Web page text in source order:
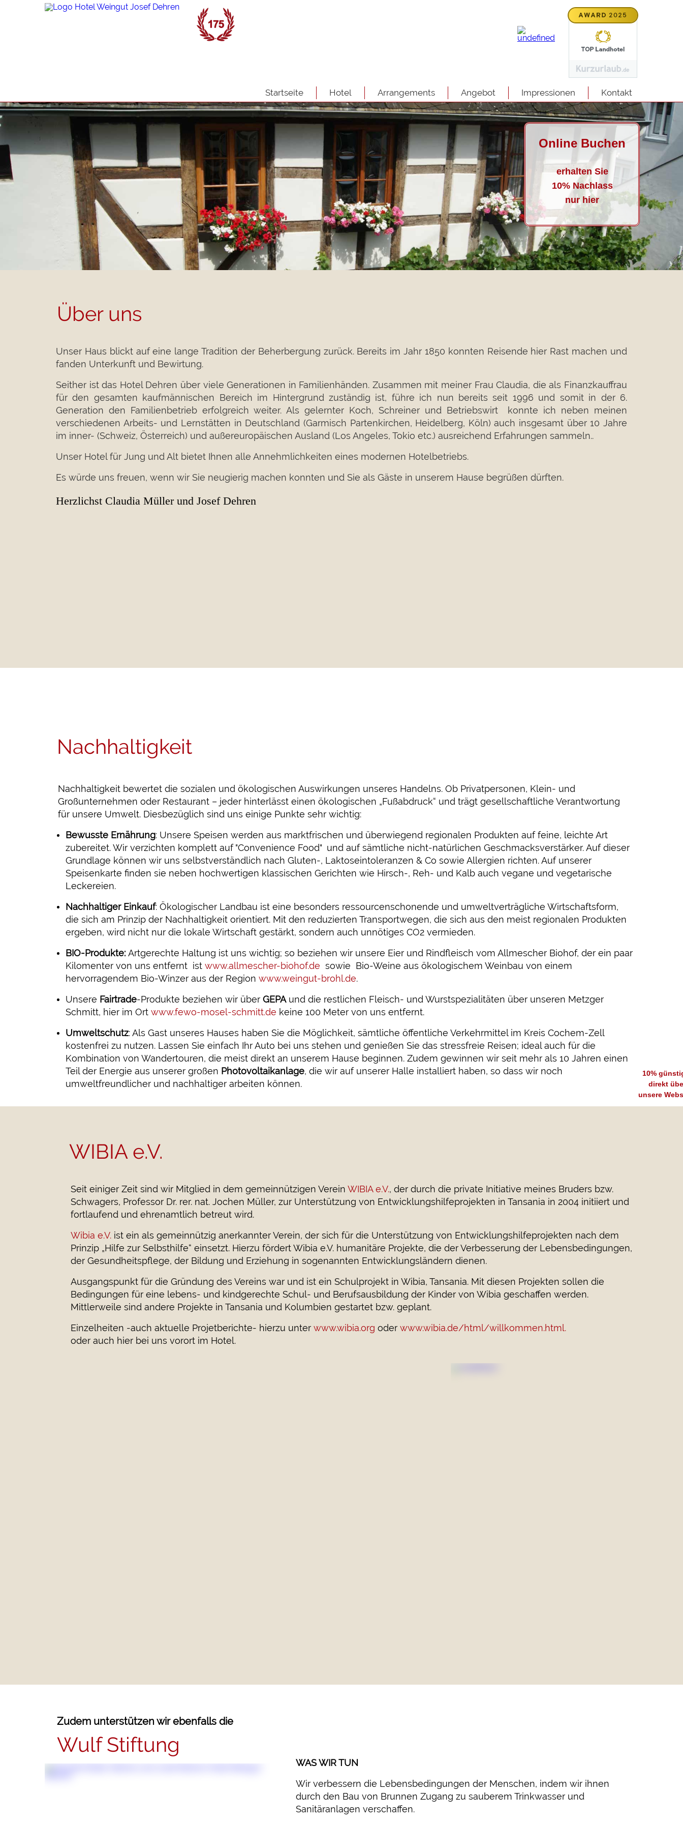
Startseite Hotel Arrangements Angebot Impressionen Kontakt
10%
direkt
unsere
Online Buchen
erhalten Sie
10% Nachlass
nur hier
Über uns
Unser Haus blickt auf eine lange Tradition der Beherbergung zurück. Bereits im Jahr 1850 konnten Reisende hier Rast machen und
fanden Unterkunft und Bewirtung.
Seither ist das Hotel Dehren über viele Generationen in Familienhänden. Zusammen mit meiner Frau Claudia, die als Finanzkauffrau
für den gesamten kaufmännischen Bereich im Hintergrund zuständig ist, führe ich nun bereits seit 1996 und somit in der 6.
Generation den Familienbetrieb erfolgreich weiter. Als gelernter Koch, Schreiner und Betriebswirt konnte ich neben meinen
verschiedenen Arbeits- und Lernstätten in Deutschland (Garmisch Partenkirchen, Heidelberg, Köln) auch insgesamt über 10 Jahre
im inner- (Schweiz, Österreich) und außereuropäischen Ausland (Los Angeles, Tokio etc.) ausreichend Erfahrungen sammeln..
Unser Hotel für Jung und Alt bietet Ihnen alle Annehmlichkeiten eines modernen Hotelbetriebs.
Es würde uns freuen, wenn wir Sie neugierig machen konnten und Sie als Gäste in unserem Hause begrüßen dürften.
Herzlichst Claudia Müller und Josef Dehren
Nachhaltigkeit
Nachhaltigkeit bewertet die sozialen und ökologischen Auswirkungen unseres Handelns. Ob Privatpersonen, Klein- und
Großunternehmen oder Restaurant – jeder hinterlässt einen ökologischen „Fußabdruck“ und trägt gesellschaftliche Verantwortung
für unsere Umwelt. Diesbezüglich sind uns einige Punkte sehr wichtig:
Bewusste Ernährung: Unsere Speisen werden aus marktfrischen und überwiegend regionalen Produkten auf feine, leichte Art
zubereitet. Wir verzichten komplett auf "Convenience Food" und auf sämtliche nicht-natürlichen Geschmacksverstärker. Auf dieser
Grundlage können wir uns selbstverständlich nach Gluten-, Laktoseintoleranzen & Co sowie Allergien richten. Auf unserer
Speisenkarte finden sie neben hochwertigen klassischen Gerichten wie Hirsch-, Reh- und Kalb auch vegane und vegetarische
Leckereien.
Nachhaltiger Einkauf: Ökologischer Landbau ist eine besonders ressourcenschonende und umweltverträgliche Wirtschaftsform,
die sich am Prinzip der Nachhaltigkeit orientiert. Mit den reduzierten Transportwegen, die sich aus den meist regionalen Produkten
ergeben, wird nicht nur die lokale Wirtschaft gestärkt, sondern auch unnötiges CO2 vermieden.
BIO-Produkte: Artgerechte Haltung ist uns wichtig; so beziehen wir unsere Eier und Rindfleisch vom Allmescher Biohof, der ein paar
Kilomenter von uns entfernt ist www.allmescher-biohof.de sowie Bio-Weine aus ökologischem Weinbau von einem
hervorragendem Bio-Winzer aus der Region www.weingut-brohl.de.
Unsere Fairtrade-Produkte beziehen wir über GEPAund die restlichen Fleisch- und Wurstspezialitäten über unseren Metzger
Schmitt, hier im Ort www.fewo-mosel-schmitt.de keine 100 Meter von uns entfernt.
Umweltschutz: Als Gast unseres Hauses haben Sie die Möglichkeit, sämtliche öffentliche Verkehrmittel im Kreis Cochem-Zell
kostenfrei zu nutzen. Lassen Sie einfach Ihr Auto bei uns stehen und genießen Sie das stressfreie Reisen; ideal auch für die
Kombination von Wandertouren, die meist direkt an unserem Hause beginnen. Zudem gewinnen wir seit mehr als 10 Jahren einen
Teil der Energie aus unserer großen Photovoltaikanlage, die wir auf unserer Halle installiert haben, so dass wir noch
umweltfreundlicher und nachhaltiger arbeiten können.
WIBIA e.V.
Seit einiger Zeit sind wir Mitglied in dem gemeinnützigen Verein WIBIA e.V., der durch die private Initiative meines Bruders bzw.
Schwagers, Professor Dr. rer. nat. Jochen Müller, zur Unterstützung von Entwicklungshilfeprojekten in Tansania in 2004 initiiert und
fortlaufend und ehrenamtlich betreut wird.
Wibia e.V. ist ein als gemeinnützig anerkannter Verein, der sich für die Unterstützung von Entwicklungshilfeprojekten nach dem
Prinzip „Hilfe zur Selbsthilfe“ einsetzt. Hierzu fördert Wibia e.V. humanitäre Projekte, die der Verbesserung der Lebensbedingungen,
der Gesundheitspflege, der Bildung und Erziehung in sogenannten Entwicklungsländern dienen.
Ausgangspunkt für die Gründung des Vereins war und ist ein Schulprojekt in Wibia, Tansania. Mit diesen Projekten sollen die
Bedingungen für eine lebens- und kindgerechte Schul- und Berufsausbildung der Kinder von Wibia geschaffen werden.
Mittlerweile sind andere Projekte in Tansania und Kolumbien gestartet bzw. geplant.
Einzelheiten -auch aktuelle Projetberichte- hierzu unter www.wibia.org oder www.wibia.de/html/willkommen.html.
oder auch hier bei uns vorort im Hotel.
Zudem unterstützen wir ebenfalls die
Wulf Stiftung
WAS WIR TUN
Wir verbessern die Lebensbedingungen der Menschen, indem wir ihnen
durch den Bau von Brunnen Zugang zu sauberem Trinkwasser und
Sanitäranlagen verschaffen.